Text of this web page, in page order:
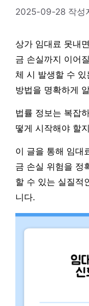
2025-09-28 작성
상가 임대료 못내
금 손실까지 이어
체 시 발생할 수
방법을 명확하게
법률 정보는 복잡
떻게 시작해야 할
이 글을 통해 임대
금 손실 위험을 정
할 수 있는 실질적
니다.